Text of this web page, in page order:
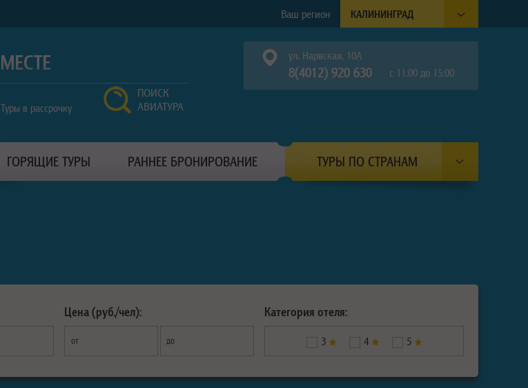
КАЛИНИНГРАД
Ваш регион
ТУРЫ ПО СТРАНАМ
Туры в рассрочку
ПОИСК
АВИАТУРА
ул. Нарвская, 10А
с 11:00 до 15:00
8(4012) 920 630
ГОРЯЩИЕ ТУРЫ РАННЕЕ БРОНИРОВАНИЕ
Цена (руб./чел):
от до
Категория отеля:
3 4 5